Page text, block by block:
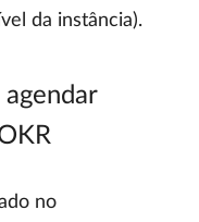
da instância).
no